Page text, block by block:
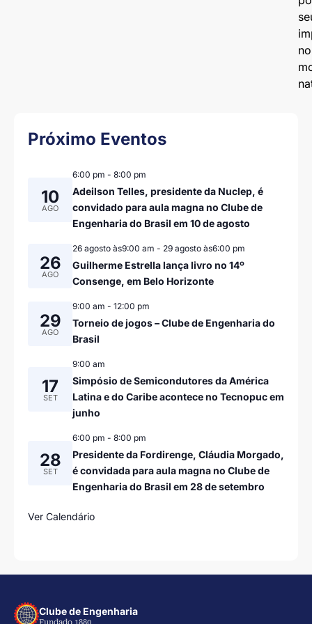
no
Próximo Eventos
AGO
10
6:00 pm - 8:00 pm
Adeilson Telles, presidente da Nuclep, é
convidado para aula magna no Clube de
Engenharia do Brasil em 10 de agosto
AGO
26
26 agosto às9:00 am - 29 agosto às6:00 pm
Guilherme Estrella lança livro no 14º
Consenge, em Belo Horizonte
AGO
29
9:00 am - 12:00 pm
Torneio de jogos – Clube de Engenharia do
Brasil
SET
17
9:00 am
Simpósio de Semicondutores da América
Latina e do Caribe acontece no Tecnopuc em
junho
SET
28
6:00 pm - 8:00 pm
Presidente da Fordirenge, Cláudia Morgado,
é convidada para aula magna no Clube de
Engenharia do Brasil em 28 de setembro
Ver Calendário
Clube de Engenharia
Fundado 1880